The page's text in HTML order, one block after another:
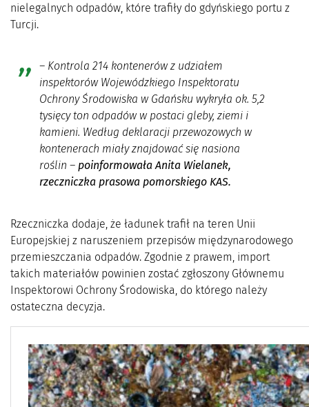
nielegalnych odpadów, które trafiły do gdyńskiego portu z
Turcji.
– Kontrola 214 kontenerów z udziałem
inspektorów Wojewódzkiego Inspektoratu
Ochrony Środowiska w Gdańsku wykryła ok. 5,2
tysięcy ton odpadów w postaci gleby, ziemi i
kamieni. Według deklaracji przewozowych w
kontenerach miały znajdować się nasiona
roślin – poinformowała Anita Wielanek,
rzeczniczka prasowa pomorskiego KAS.
Rzeczniczka dodaje, że ładunek trafił na teren Unii
Europejskiej z naruszeniem przepisów międzynarodowego
przemieszczania odpadów. Zgodnie z prawem, import
takich materiałów powinien zostać zgłoszony Głównemu
Inspektorowi Ochrony Środowiska, do którego należy
ostateczna decyzja.